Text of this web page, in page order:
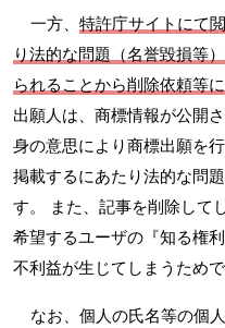
一方、 特許庁サイトにて
り法的な問題（名誉毀損等
られることから削除依頼等
出願人は、商標情報が公開
身の意思により商標出願を
掲載するにあたり法的な問
す。 また、記事を削除して
希望するユーザの『知る権
不利益が生じてしまうためで
なお、個人の氏名等の個